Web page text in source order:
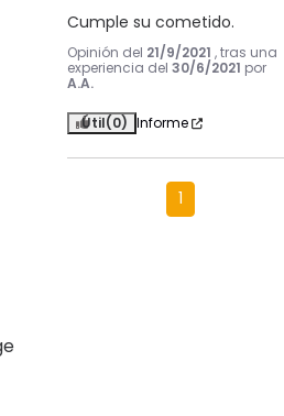
Cumple su cometido.
Opinión del 21/9/2021 , tras una
experiencia del 30/6/2021 por
A.A.
Útil(0) Informe
1